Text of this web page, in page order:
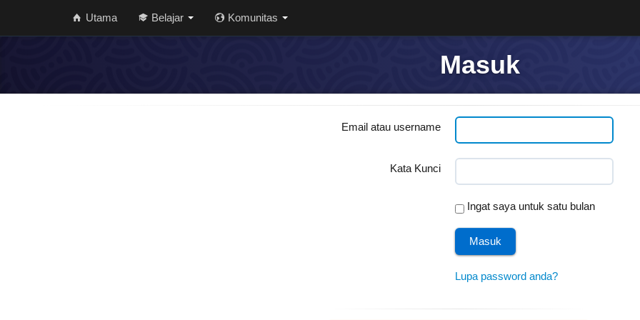
Utama Belajar Komunitas
Masuk
Email atau username
Kata Kunci
Ingat saya untuk satu bulan
Lupa password anda?